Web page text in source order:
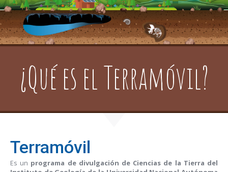
¿Qué es el Terramóvil?
Terramóvil
Es un programa de divulgación de Ciencias de la Tierra del